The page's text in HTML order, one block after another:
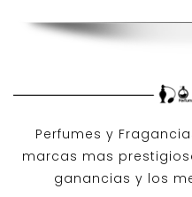
Perfumes y
marcas mas
ganancias y los